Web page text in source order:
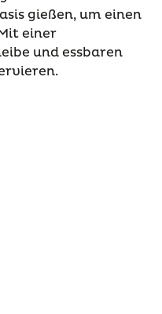
gießen, um einen
einer
und essbaren